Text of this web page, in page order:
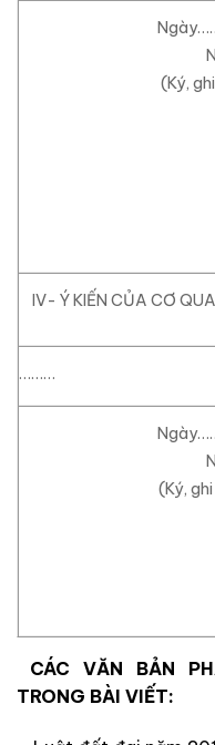
(Ký,
IV- Ý KIẾN CỦA
………
(Ký,
CÁC VĂN BẢN
TRONG BÀI VIẾT: